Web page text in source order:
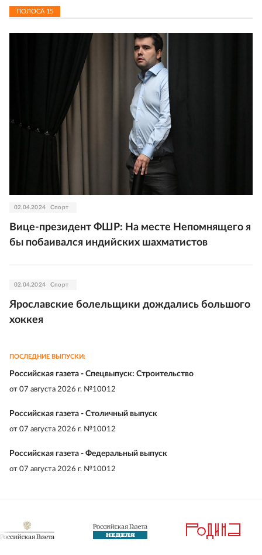
ПОЛОСА 15
02.04.2024 Спорт
Вице-президент ФШР: На месте Непомнящего я
бы побаивался индийских шахматистов
02.04.2024 Спорт
Ярославские болельщики дождались большого
хоккея
ПОСЛЕДНИЕ ВЫПУСКИ:
Российская газета - Спецвыпуск: Строительство
от 07 августа 2026 г. №10012
Российская газета - Столичный выпуск
от 07 августа 2026 г. №10012
Российская газета - Федеральный выпуск
от 07 августа 2026 г. №10012